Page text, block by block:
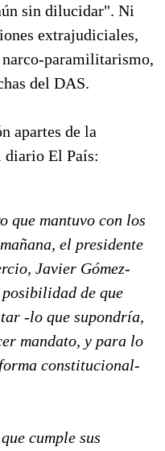
sin dilucidar". Ni
extrajudiciales,
paramilitarismo,
del DAS.
apartes de la
diario El País:
que mantuvo con los
el presidente
Javier Gómez-
de que
-lo que supondría,
mandato, y para lo
constitucional-
cumple sus